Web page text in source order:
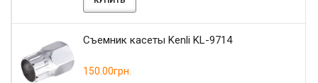
Съемник касеты Kenli KL-9714
150.00грн.